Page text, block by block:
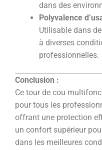
dans des
Polyvalence
Utilisable dans
à diverses
professionnelles.
Conclusion :
Ce tour de cou
pour tous les
offrant une protection
un confort supérieur
dans les meilleures